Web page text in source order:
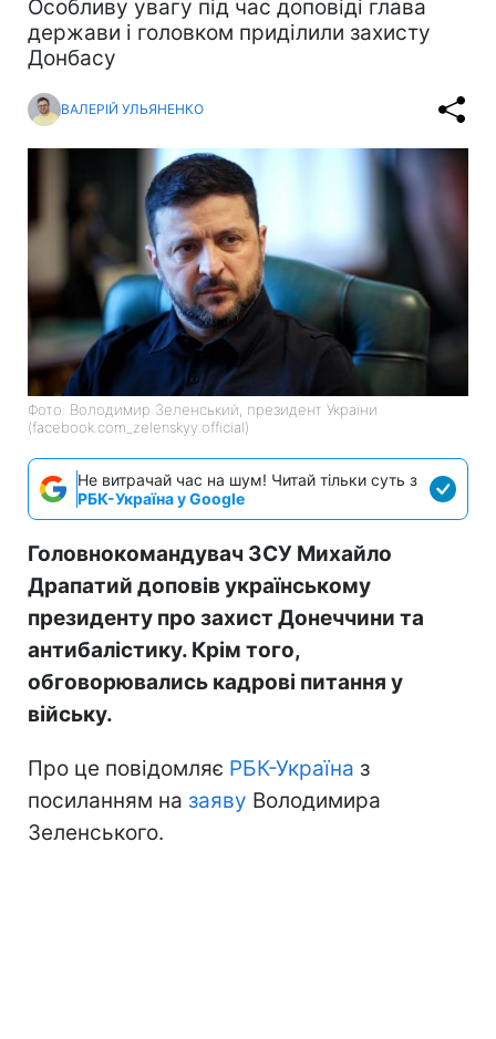
Особливу увагу під час доповіді глава
держави і головком приділили захисту
Донбасу
ВАЛЕРІЙ УЛЬЯНЕНКО
Фото: Володимир Зеленський, президент України
(facebook.com_zelenskyy.official)
Не витрачай час на шум! Читай тільки суть з
РБК-Україна у Google
Головнокомандувач ЗСУ Михайло
Драпатий доповів українському
президенту про захист Донеччини та
антибалістику. Крім того,
обговорювались кадрові питання у
війську.
Про це повідомляє РБК-Україна з
посиланням на заяву Володимира
Зеленського.